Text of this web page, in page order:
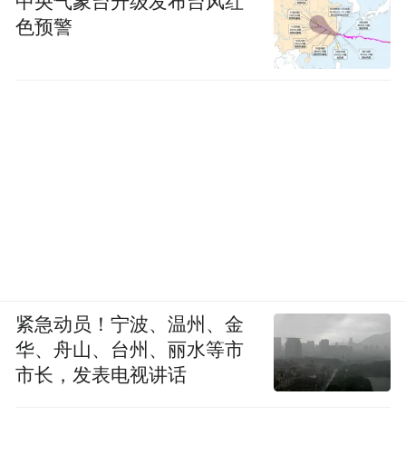
1. 易碎品及各类杯瓶
2. 带有政治、宗教、商业的横幅标语以及其
6. 易造成人身伤害的物品
7. 分散参赛运动员、技术官员、教练员注意
色预警
紧急动员！宁波、温州、金
华、舟山、台州、丽水等市
市长，发表电视讲话